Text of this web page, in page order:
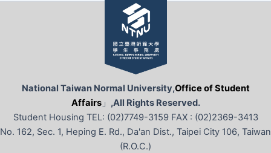
National Taiwan Normal University,Office of Student
Affairs」 ,All Rights Reserved.
Student Housing TEL: (02)7749-3159 FAX : (02)2369-3413
No. 162, Sec. 1, Heping E. Rd., Da'an Dist., Taipei City 106, Taiwan
(R.O.C.)